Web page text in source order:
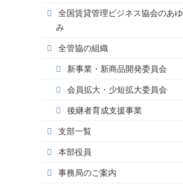
全国賃貸管理ビジネス協会のあゆ
み
全管協の組織
新事業・新商品開発委員会
会員拡大・少短拡大委員会
後継者育成支援事業
支部一覧
本部役員
事務局のご案内